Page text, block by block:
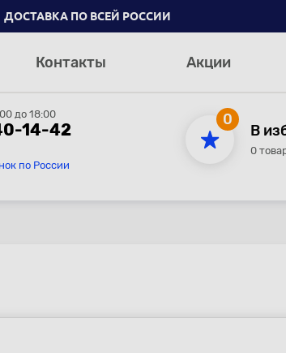
ДОСТАВКА ПО ВСЕЙ РОССИИ
Контакты Акции
до 18:00
14-42
по России
0
В
0